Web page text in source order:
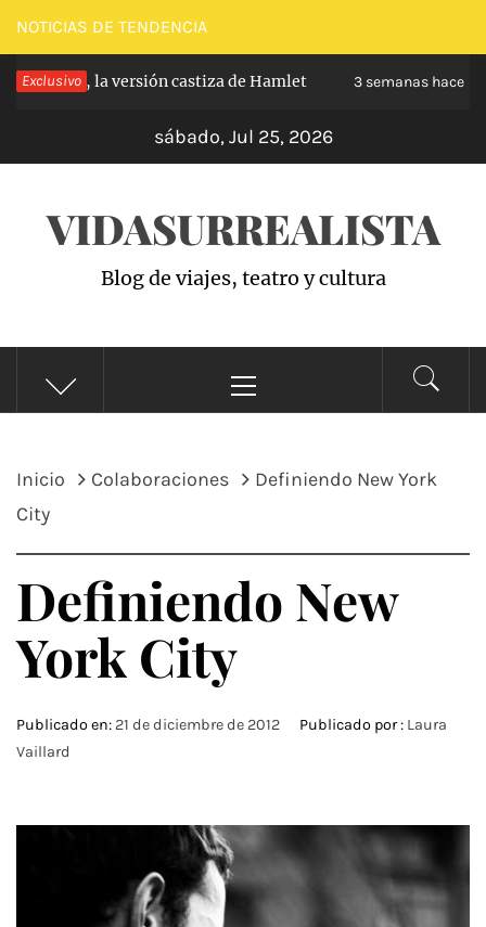
Saltar
al
contenido
NOTICIAS DE TENDENCIA
Exclusivo
la versión castiza de Hamlet 3 semanas hace Zarzuela:
sábado, Jul 25, 2026
VIDASURREALISTA
Blog de viajes, teatro y cultura
principal
Inicio Colaboraciones
Definiendo New York
City
Definiendo New
York City
Publicado en: 21 de diciembre de 2012 Publicado por : Laura
Vaillard